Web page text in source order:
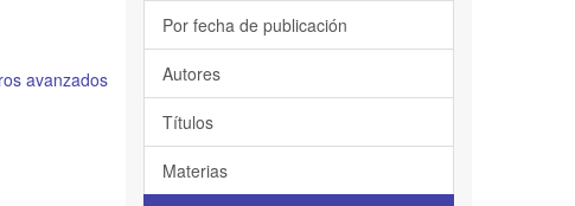
avanzados
Por fecha de publicación
Autores
Títulos
Materias